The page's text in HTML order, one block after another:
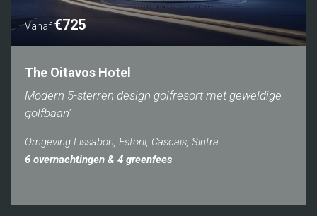
Vanaf€725
The Oitavos Hotel
Modern 5-sterren design golfresort met geweldige
golfbaan'
Omgeving Lissabon, Estoril, Cascais, Sintra
6 overnachtingen & 4 greenfees